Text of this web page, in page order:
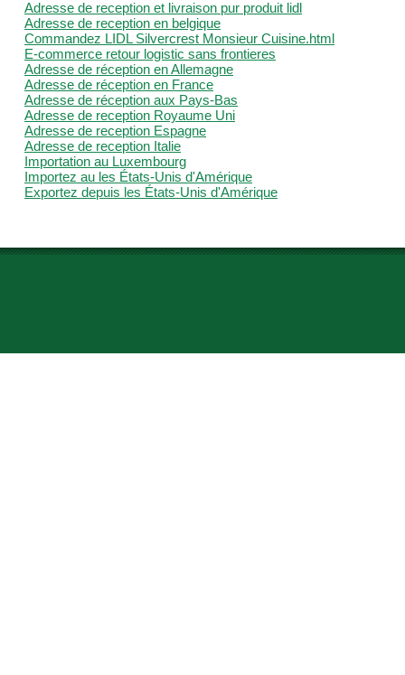
Adresse de reception et livraison pur produit lidl
Adresse de reception en belgique
Commandez LIDL Silvercrest Monsieur Cuisine.html
E-commerce retour logistic sans frontieres
Adresse de réception en Allemagne
Adresse de réception en France
Adresse de réception aux Pays-Bas
Adresse de reception Royaume Uni
Adresse de reception Espagne
Adresse de reception Italie
Importation au Luxembourg
Importez au les États-Unis d'Amérique
Exportez depuis les États-Unis d'Amérique